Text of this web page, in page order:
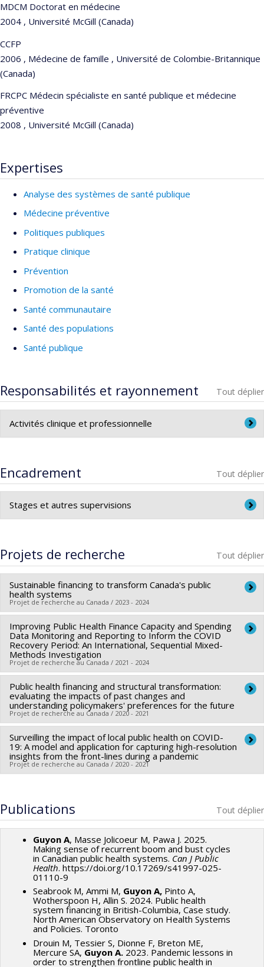
MDCM Doctorat en médecine
2004 , Université McGill (Canada)
CCFP
2006 , Médecine de famille , Université de Colombie-Britannique
(Canada)
FRCPC Médecin spécialiste en santé publique et médecine
préventive
2008 , Université McGill (Canada)
Expertises
Analyse des systèmes de santé publique
Médecine préventive
Politiques publiques
Pratique clinique
Prévention
Promotion de la santé
Santé communautaire
Santé des populations
Santé publique
Responsabilités et rayonnement Tout déplier
Activités clinique et professionnelle
Direction de la santé publique du Bas-Saint-Laurent,
Rimouski
Responsabilité de leadership, restructuration et planification
des actions de santé publique
publique -
2013 –
Direction de la santé publique de Montréal
Leadership scientifique et d’équipe, et planification des
actions de santé publique à Montréal
Encadrement Tout déplier
Stages et autres supervisions
Médecins résidents en santé publique et médecine
préventive
Stagiaires à la Maîtrise en santé publique
Étudiant-es en médecine lors de stages de santé
publique
Projets de recherche Tout déplier
Sustainable financing to transform Canada's public
health systems
Projet de recherche au Canada / 2023 - 2024
Chercheur principal : Mehdi Ammi,Sara Allin, Barry N. Pakes
,Andrew David Pinto
Co-chercheurs : Ak'ingabe Guyon
Sources de financement :IRSC/Instituts de recherche en
santé du Canada
Programmes de subvention :
Improving Public Health Finance Capacity and Spending
Data Monitoring and Reporting to Inform the COVID
Recovery Period: An International, Sequential Mixed-
Methods Investigation
Projet de recherche au Canada / 2021 - 2024
Chercheur principal : Mehdi Ammi,Sara Allin
Co-chercheurs : Ak'ingabe Guyon
Sources de financement :IRSC/Instituts de recherche en
santé du Canada
Programmes de subvention :
Public health financing and structural transformation:
evaluating the impacts of past changes and
understanding policymakers' preferences for the future
Projet de recherche au Canada / 2020 - 2021
Chercheur principal : Mehdi Ammi
Co-chercheurs : Ak'ingabe Guyon
Sources de financement :IRSC/Instituts de recherche en
catalyseur
Surveilling the impact of local public health on COVID-
19: A model and application for capturing high-resolution
insights from the front-lines during a pandemic
Projet de recherche au Canada / 2020 - 2021
Co-chercheurs :
Sources de financement :IRSC/Instituts de recherche en
Programmes de subvention :PVXXXXXX-(ROH) Subvention
de fonctionnement: subventions programmatiques pour
santé et l'équité en santé
Publications Tout déplier
Guyon A, Masse Jolicoeur M, Pawa J. 2025.
Making sense of recurrent boom and bust cycles
in Canadian public health systems. Can J Public
Health. https://doi.org/10.17269/s41997-025-
01110-9
Seabrook M, Ammi M, Guyon A, Pinto A,
Wotherspoon H, Allin S. 2024. Public health
system financing in British-Columbia, Case study.
North American Observatory on Health Systems
and Policies. Toronto
Drouin M, Tessier S, Dionne F, Breton ME,
Mercure SA, Guyon A. 2023. Pandemic lessons in
order to strengthen frontline public health in